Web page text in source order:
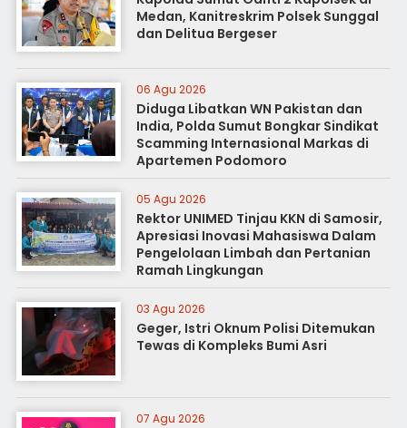
Medan, Kanitreskrim Polsek Sunggal
dan Delitua Bergeser
06 Agu 2026
Diduga Libatkan WN Pakistan dan
India, Polda Sumut Bongkar Sindikat
Scamming Internasional Markas di
Apartemen Podomoro
05 Agu 2026
Rektor UNIMED Tinjau KKN di Samosir,
Apresiasi Inovasi Mahasiswa Dalam
Pengelolaan Limbah dan Pertanian
Ramah Lingkungan
03 Agu 2026
Geger, Istri Oknum Polisi Ditemukan
Tewas di Kompleks Bumi Asri
07 Agu 2026